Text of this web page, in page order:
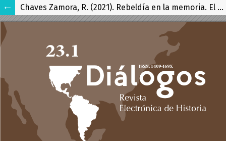
Chaves Zamora, R. (2021). Rebeldía en la memoria. El movimiento estudiantil contra Alcoa (Costa Rica, 1968-1970) (San José: EUNED, 2021).